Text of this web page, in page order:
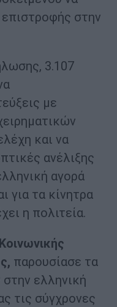
στην
3.107
με
και να
ανέλιξης
αγορά
για τα κίνητρα
η πολιτεία.
παρουσίασε τα
ελληνική
τις σύγχρονες